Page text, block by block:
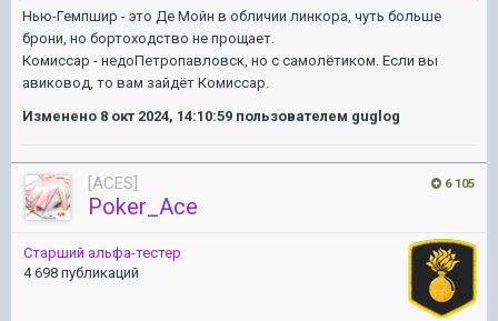
Нью-Гемпшир - это Де Мойн в обличии линкора, чуть больше
брони, но бортоходство не прощает.
Комиссар - недоПетропавловск, но с самолётиком. Если вы
авиковод, то вам зайдёт Комиссар.
Изменено 8 окт 2024, 14:10:59 пользователем guglog
6 105
[ACES]
Poker_Ace
Старший альфа-тестер
4 698 публикаций